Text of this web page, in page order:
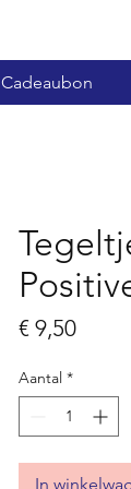
Cadeaubon
€ 9,50Prijs
Aantal *
In